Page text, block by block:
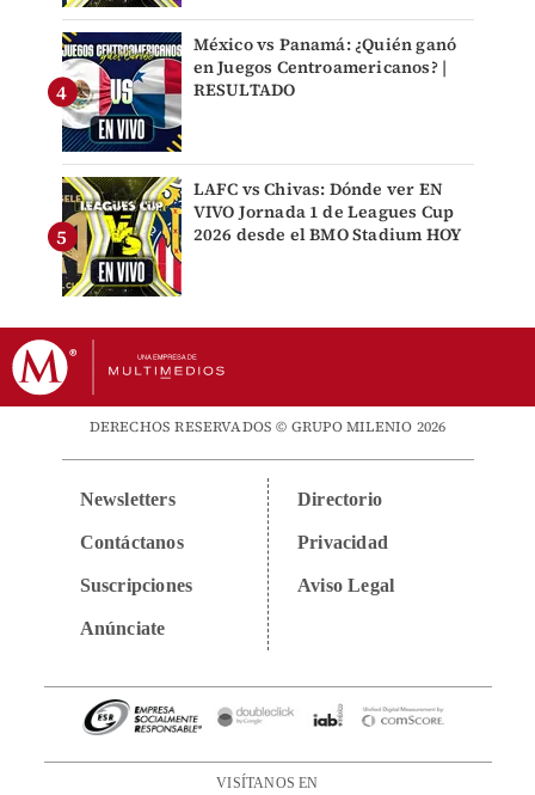
México vs Panamá: ¿Quién ganó
en Juegos Centroamericanos? |
RESULTADO
LAFC vs Chivas: Dónde ver EN
VIVO Jornada 1 de Leagues Cup
2026 desde el BMO Stadium HOY
DERECHOS RESERVADOS © GRUPO MILENIO 2026
Newsletters
Contáctanos
Suscripciones
Anúnciate
Directorio
Privacidad
Aviso Legal
VISÍTANOS EN